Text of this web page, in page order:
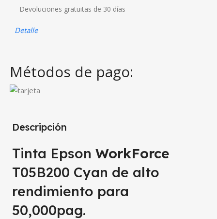
Devoluciones gratuitas de 30 días
Detalle
Métodos de pago:
Descripción
Tinta Epson WorkForce
T05B200 Cyan de alto
rendimiento para
50,000pag.